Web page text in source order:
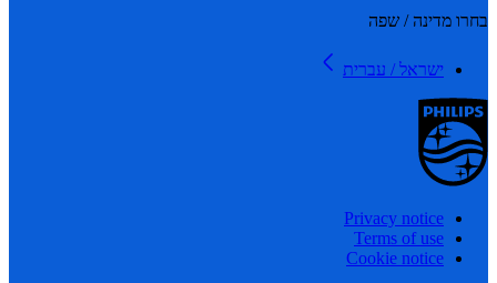
מדינה / שפה
ישראל / עברית
Privacy notice
Terms of use
Cookie notice